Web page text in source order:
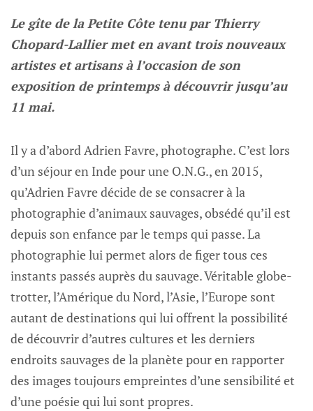
Le gîte de la Petite Côte tenu par Thierry
Chopard-Lallier met en avant trois nouveaux
artistes et artisans à l’occasion de son
exposition de printemps à découvrir jusqu’au
11 mai.
Il y a d’abord Adrien Favre, photographe. C’est lors
d’un séjour en Inde pour une O.N.G., en 2015,
qu’Adrien Favre décide de se consacrer à la
photographie d’animaux sauvages, obsédé qu’il est
depuis son enfance par le temps qui passe. La
photographie lui permet alors de figer tous ces
instants passés auprès du sauvage. Véritable globe-
trotter, l’Amérique du Nord, l’Asie, l’Europe sont
autant de destinations qui lui offrent la possibilité
de découvrir d’autres cultures et les derniers
endroits sauvages de la planète pour en rapporter
des images toujours empreintes d’une sensibilité et
d’une poésie qui lui sont propres.